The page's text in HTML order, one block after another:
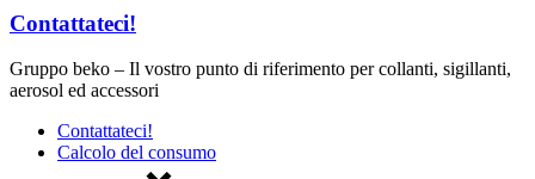
Contattateci!
Gruppo beko – Il vostro punto di riferimento per collanti, sigillanti,
aerosol ed accessori
Contattateci!
Calcolo del consumo